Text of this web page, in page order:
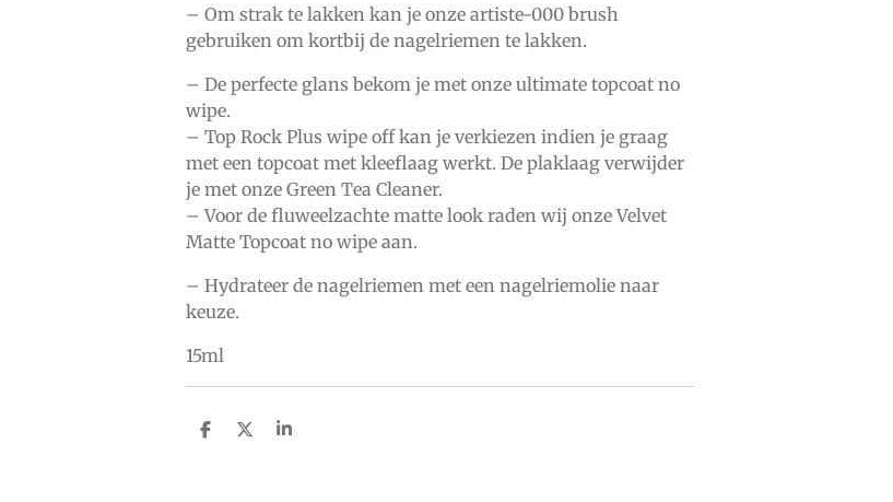
– Om strak te lakken kan je onze artiste-000 brush
gebruiken om kortbij de nagelriemen te lakken.
– De perfecte glans bekom je met onze ultimate topcoat no
wipe.
– Top Rock Plus wipe off kan je verkiezen indien je graag
met een topcoat met kleeflaag werkt. De plaklaag verwijder
je met onze Green Tea Cleaner.
– Voor de fluweelzachte matte look raden wij onze Velvet
Matte Topcoat no wipe aan.
– Hydrateer de nagelriemen met een nagelriemolie naar
keuze.
15ml
D
D
S